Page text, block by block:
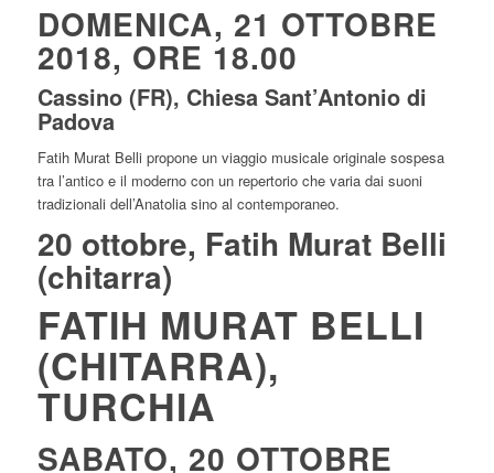
DOMENICA, 21 OTTOBRE
2018, ORE 18.00
Cassino (FR), Chiesa Sant’Antonio di
Padova
Fatih Murat Belli propone un viaggio musicale originale sospesa
tra l’antico e il moderno con un repertorio che varia dai suoni
tradizionali dell’Anatolia sino al contemporaneo.
20 ottobre, Fatih Murat Belli
(chitarra)
FATIH MURAT BELLI
(CHITARRA),
TURCHIA
SABATO, 20 OTTOBRE